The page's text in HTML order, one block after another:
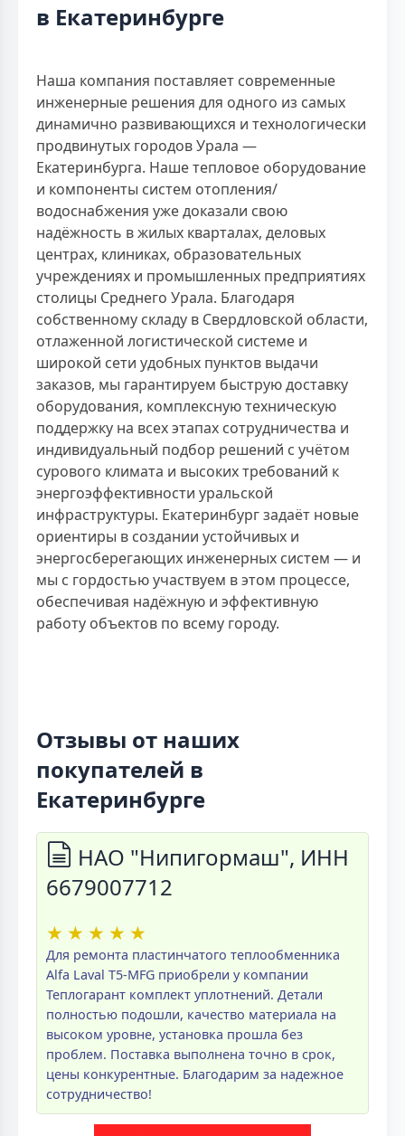
в Екатеринбурге
Наша компания поставляет современные
инженерные решения для одного из самых
динамично развивающихся и технологически
продвинутых городов Урала —
Екатеринбурга. Наше тепловое оборудование
и компоненты систем отопления/
водоснабжения уже доказали свою
надёжность в жилых кварталах, деловых
центрах, клиниках, образовательных
учреждениях и промышленных предприятиях
столицы Среднего Урала. Благодаря
собственному складу в Свердловской области,
отлаженной логистической системе и
широкой сети удобных пунктов выдачи
заказов, мы гарантируем быструю доставку
оборудования, комплексную техническую
поддержку на всех этапах сотрудничества и
индивидуальный подбор решений с учётом
сурового климата и высоких требований к
энергоэффективности уральской
инфраструктуры. Екатеринбург задаёт новые
ориентиры в создании устойчивых и
энергосберегающих инженерных систем — и
мы с гордостью участвуем в этом процессе,
обеспечивая надёжную и эффективную
работу объектов по всему городу.
Отзывы от наших
покупателей в
Екатеринбурге
НАО "Нипигормаш", ИНН
6679007712
★ ★ ★ ★ ★
Для ремонта пластинчатого теплообменника
Alfa Laval T5-MFG приобрели у компании
Теплогарант комплект уплотнений. Детали
полностью подошли, качество материала на
высоком уровне, установка прошла без
проблем. Поставка выполнена точно в срок,
цены конкурентные. Благодарим за надежное
сотрудничество!